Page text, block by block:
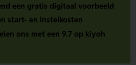
een gratis digitaal voorbeeld
start- en instelkosten
ons met een 9.7 op kiyoh